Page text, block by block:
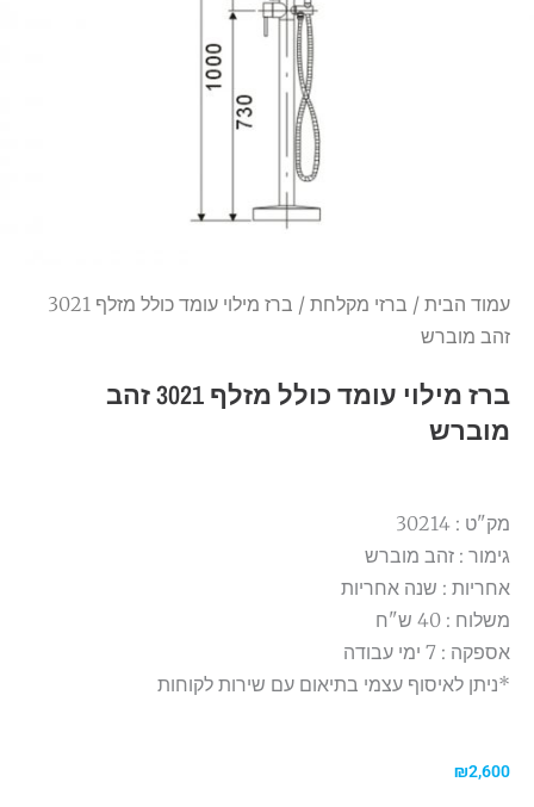
עמוד הבית / ברזי מקלחת
/ ברז מילוי עומד כולל מזלף 3021
זהב מוברש
ברז מילוי עומד כולל מזלף 3021 זהב
מוברש
מק"ט : 30214
גימור : זהב מוברש
אחריות : שנה אחריות
משלוח : 40 ש"ח
אספקה : 7 ימי עבודה
*ניתן לאיסוף עצמי בתיאום עם שירות לקוחות
₪2,600